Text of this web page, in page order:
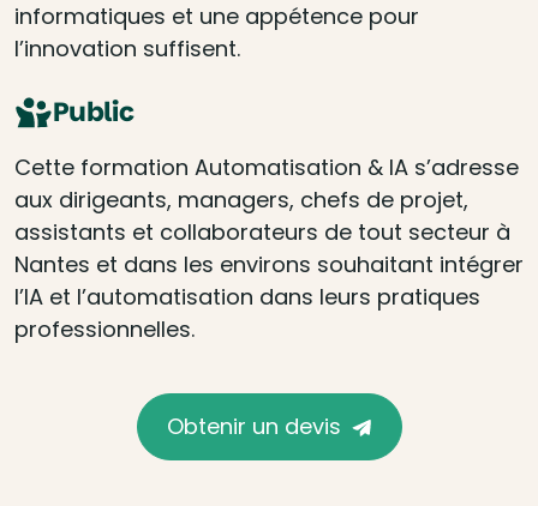
informatiques et une appétence pour
l’innovation suffisent.
Public
Cette formation Automatisation & IA s’adresse
aux dirigeants, managers, chefs de projet,
assistants et collaborateurs de tout secteur à
Nantes et dans les environs souhaitant intégrer
l’IA et l’automatisation dans leurs pratiques
professionnelles.
Obtenir un devis